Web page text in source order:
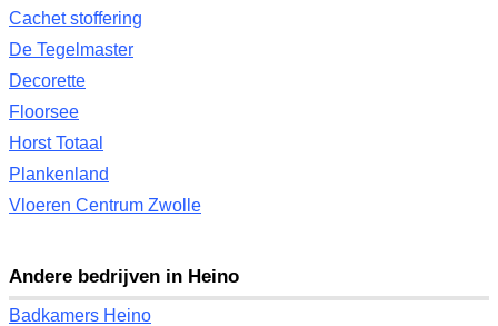
Cachet stoffering
De Tegelmaster
Decorette
Floorsee
Horst Totaal
Plankenland
Vloeren Centrum Zwolle
Andere bedrijven in Heino
Badkamers Heino